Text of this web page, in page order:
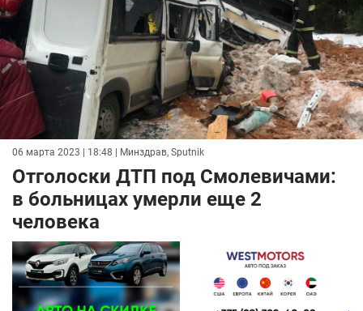
06 марта 2023 | 18:48 | Минздрав, Sputnik
Отголоски ДТП под Смолевичами:
в больницах умерли еще 2
человека